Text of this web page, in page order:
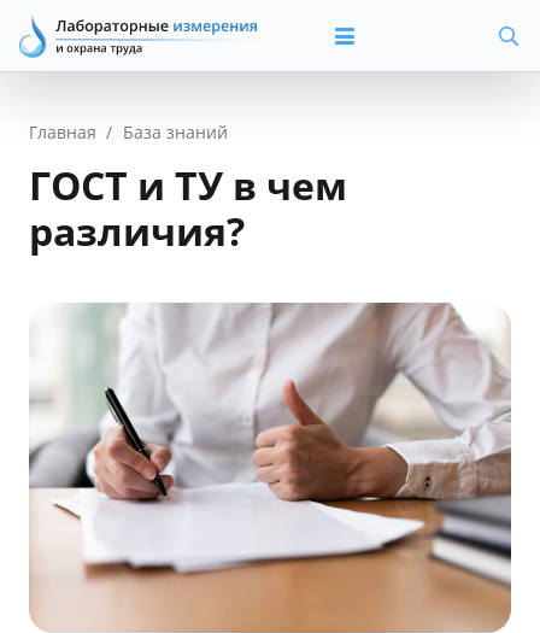
Главная / База знаний
ГОСТ и ТУ в чем
различия?